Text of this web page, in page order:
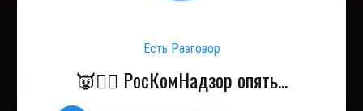
Есть Разговор
👿🏴‍☠️ РосКомНадзор опять...